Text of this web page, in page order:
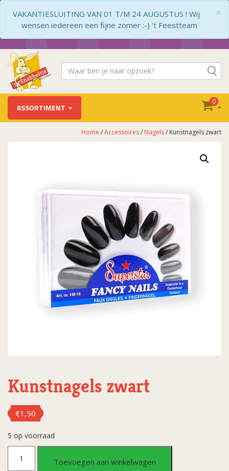
×
VAKANTIESLUITING VAN 01 T/M 24 AUGUSTUS ! Wij
wensen iedereen een fijne zomer :-) 't Feestteam
ASSORTIMENT
0
Home /Accessoires/ Nagels/ Kunstnagels zwart
Kunstnagels zwart
€1,50
5 op voorraad
Kunstnagels
Toevoegen aan winkelwagen